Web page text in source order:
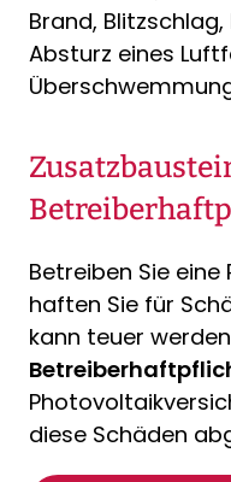
Brand,
Absturz eines
Betreiben Sie
haften Sie für
kann teuer
diese Schäden